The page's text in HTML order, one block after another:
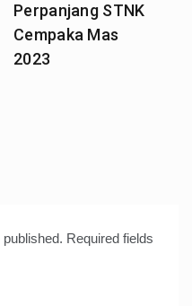
Perpanjang STNK
Cempaka Mas
2023
Required fields